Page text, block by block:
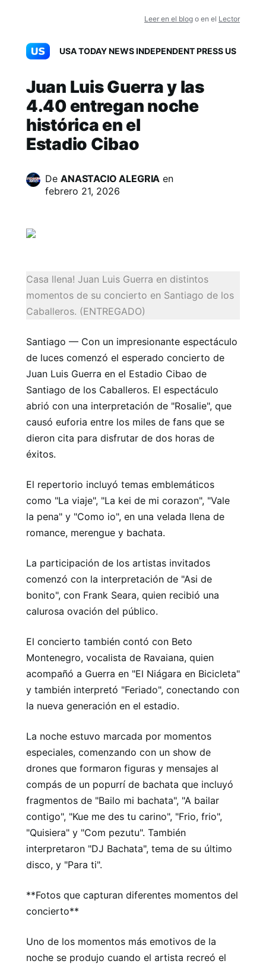
Leer en el blog o en el Lector
USA TODAY NEWS INDEPENDENT PRESS US
Juan Luis Guerra y las
4.40 entregan noche
histórica en el
Estadio Cibao
De ANASTACIO ALEGRIA en
febrero 21, 2026
Casa llena! Juan Luis Guerra en distintos
momentos de su concierto en Santiago de los
Caballeros. (ENTREGADO)
Santiago — Con un impresionante espectáculo
de luces comenzó el esperado concierto de
Juan Luis Guerra en el Estadio Cibao de
Santiago de los Caballeros. El espectáculo
abrió con una interpretación de "Rosalie", que
causó euforia entre los miles de fans que se
dieron cita para disfrutar de dos horas de
éxitos.
El repertorio incluyó temas emblemáticos
como "La viaje", "La kei de mi corazon", "Vale
la pena" y "Como io", en una velada llena de
romance, merengue y bachata.
La participación de los artistas invitados
comenzó con la interpretación de "Asi de
bonito", con Frank Seara, quien recibió una
calurosa ovación del público.
El concierto también contó con Beto
Montenegro, vocalista de Ravaiana, quien
acompañó a Guerra en "El Niágara en Bicicleta"
y también interpretó "Feriado", conectando con
la nueva generación en el estadio.
La noche estuvo marcada por momentos
especiales, comenzando con un show de
drones que formaron figuras y mensajes al
compás de un popurrí de bachata que incluyó
fragmentos de "Bailo mi bachata", "A bailar
contigo", "Kue me des tu carino", "Frio, frio",
"Quisiera" y "Com pezutu". También
interpretaron "DJ Bachata", tema de su último
disco, y "Para ti".
**Fotos que capturan diferentes momentos del
concierto**
Uno de los momentos más emotivos de la
noche se produjo cuando el artista recreó el